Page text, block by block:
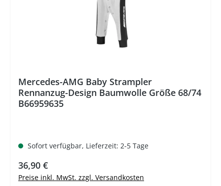
Mercedes-AMG Baby Strampler
Rennanzug-Design Baumwolle Größe 68/74
B66959635
Sofort verfügbar, Lieferzeit: 2-5 Tage
Regulärer Preis:
36,90 €
Preise inkl. MwSt. zzgl. Versandkosten